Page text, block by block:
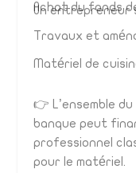
Un entrepreneur
Achat du fonds
Travaux et
Matériel de
👉 L’ensemble
banque peut
professionnel
pour le matériel.